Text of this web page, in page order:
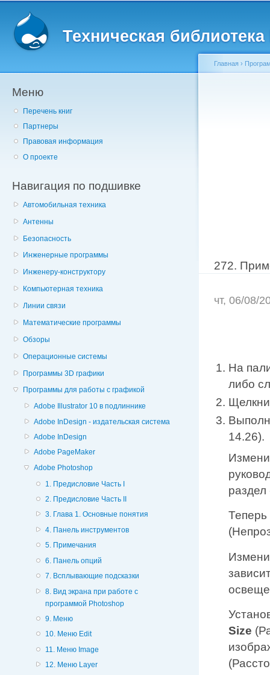
Техническая
Меню
Перечень книг
Партнеры
Правовая информация
О проекте
Навигация по подшивке
Автомобильная техника
Антенны
Безопасность
Инженерные программы
Инженеру-конструктору
Компьютерная техника
Линии связи
Математические программы
Обзоры
Операционные системы
Программы 3D графики
Программы для работы с графикой
Adobe Illustrator 10 в подлиннике
Adobe InDesign - издательская система
Adobe InDesign
Adobe PageMaker
Adobe Photoshop
1. Предисловие Часть I
2. Предисловие Часть II
3. Глава 1. Основные понятия
4. Панель инструментов
5. Примечания
6. Панель опций
7. Всплывающие подсказки
8. Вид экрана при работе с
программой Photoshop
9. Меню
10. Меню Edit
11. Меню Image
12. Меню Layer
Главная ›
272.
чт, 06/08/
На
либо
14.26).
Теперь
Size